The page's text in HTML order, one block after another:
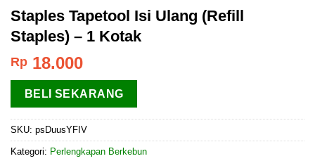
Staples Tapetool Isi Ulang (Refill
Staples) – 1 Kotak
Rp 18.000
BELI SEKARANG
SKU: psDuusYFIV
Kategori: Perlengkapan Berkebun